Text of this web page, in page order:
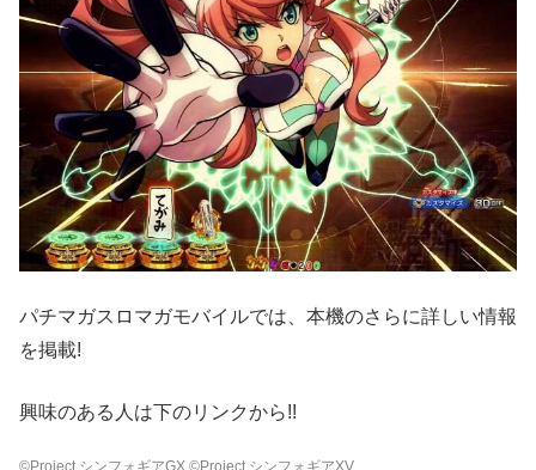
パチマガスロマガモバイルでは、本機のさらに詳しい情報
を掲載!
興味のある人は下のリンクから!!
©Project シンフォギアGX ©Project シンフォギアXV